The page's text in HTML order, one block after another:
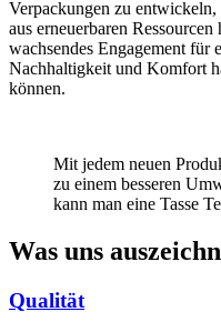
Verpackungen zu
aus erneuerbaren
wachsendes Engagement für
Nachhaltigkeit und Komfort
können.
Mit jedem neuen
zu einem besseren
kann man eine Tasse
Was uns
Qualität